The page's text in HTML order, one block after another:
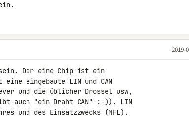
2019-
Der eine Chip ist ein
eingebaute LIN und CAN
und die üblicher Drossel usw,
auch "ein Draht CAN" :-)). LIN
und des Einsatzzwecks (MFL).